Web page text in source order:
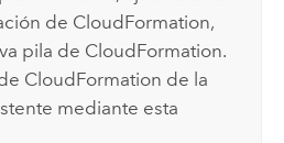
de CloudFormation,
pila de CloudFormation.
CloudFormation de la
mediante esta